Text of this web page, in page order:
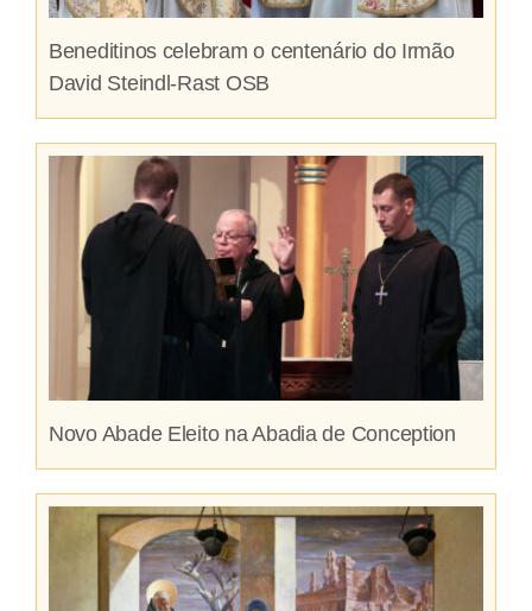
Beneditinos celebram o centenário do Irmão
David Steindl-Rast OSB
Novo Abade Eleito na Abadia de Conception